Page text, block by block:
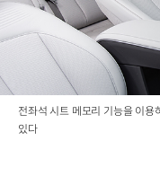
전좌석 시트 메모리 기능을 이
있다